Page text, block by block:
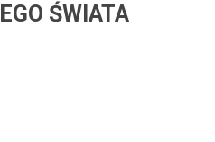
ŚWIATA